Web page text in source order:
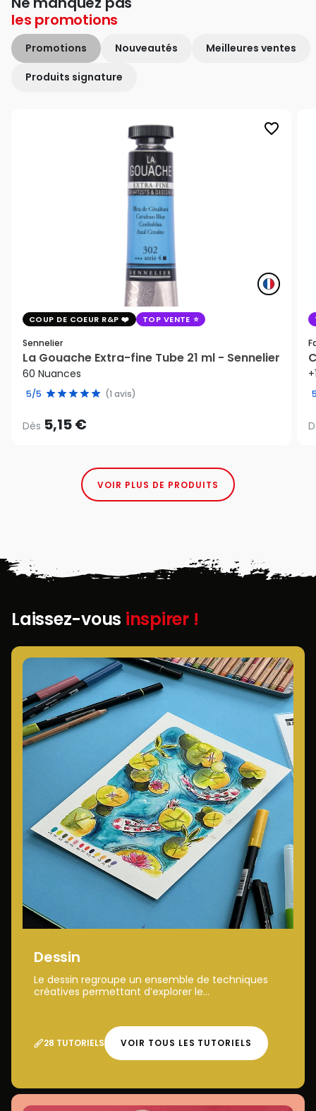
les promotions
Promotions Nouveautés Meilleures ventes
Produits signature
favorite_border
COUP DE COEUR R&P TOP VENTE
Sennelier
La Gouache Extra-fine Tube 21 ml - Sennelier
60 Nuances
5/5 (1 avis)
Dès 5,15 €
VOIR PLUS DE PRODUITS
Laissez-vous inspirer !
Dessin
Le dessin regroupe un ensemble de techniques
créatives permettant d’explorer le...
28 TUTORIELS VOIR TOUS LES TUTORIELS